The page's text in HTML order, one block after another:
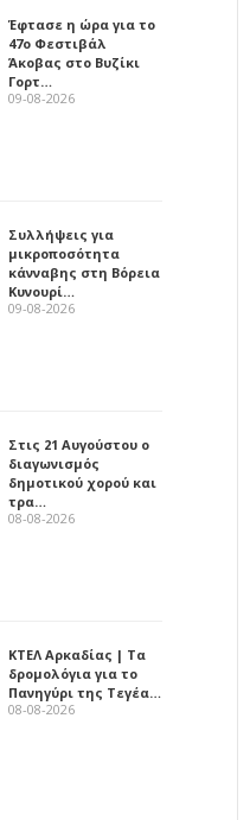
Έφτασε η ώρα για το
47ο Φεστιβάλ
Άκοβας στο Βυζίκι
Γορτ…
09-08-2026
Συλλήψεις για
μικροποσότητα
κάνναβης στη Βόρεια
Κυνουρί…
09-08-2026
Στις 21 Αυγούστου ο
διαγωνισμός
δημοτικού χορού και
τρα…
08-08-2026
ΚΤΕΛ Αρκαδίας | Τα
δρομολόγια για το
Πανηγύρι της Τεγέα…
08-08-2026